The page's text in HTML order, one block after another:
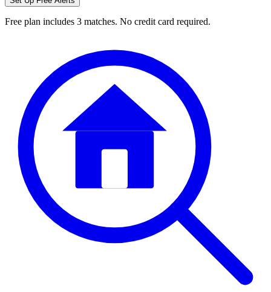
Free plan includes 3 matches. No credit card required.